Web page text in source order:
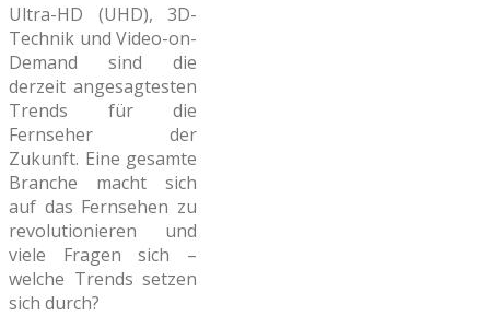
Ultra-HD (UHD), 3D-
Technik und Video-on-
Demand sind die
derzeit angesagtesten
Trends für die
Fernseher der
Zukunft. Eine gesamte
Branche macht sich
auf das Fernsehen zu
revolutionieren und
viele Fragen sich –
welche Trends setzen
sich durch?